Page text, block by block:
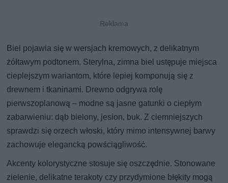
Biel pojawia się w wersjach kremowych, z delikatnym
żółtawym podtonem. Sterylna, zimna biel ustępuje miejsca
cieplejszym wariantom, które lepiej komponują się z
drewnem i tkaninami. Drewno odgrywa rolę
pierwszoplanową – modne są jasne gatunki o ciepłym
zabarwieniu: dąb bielony, jesion, buk. Z ciemniejszych
sprawdzi się orzech włoski, który mimo intensywnej barwy
zachowuje elegancką powściągliwość.
Akcenty kolorystyczne stosuje się oszczędnie. Stonowane
zielenie, delikatne terakoty czy przydymione błękity mogą